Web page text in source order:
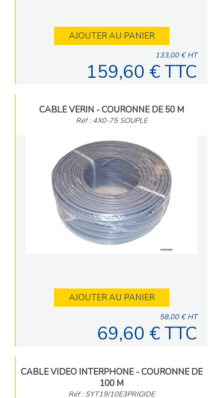
AJOUTER AU PANIER
133,00 € HT
159,60 € TTC
CABLE VERIN - COURONNE DE 50 M
Réf : 4X0-75 SOUPLE
AJOUTER AU PANIER
58,00 € HT
69,60 € TTC
CABLE VIDEO INTERPHONE - COURONNE DE
100 M
Réf : SYT19/10E3PRIGIDE